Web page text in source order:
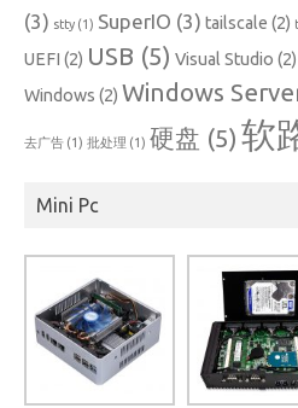
(3) stty (1) SuperIO (3) tailscale (2)
UEFI (2) USB (5) Visual Studio (2)
Windows (2) Windows
去广告 (1) 批处理 (1) 硬盘 (5) 软
Mini Pc